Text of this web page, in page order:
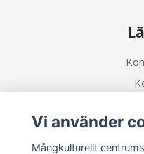
Vi använder
Mångkulturellt